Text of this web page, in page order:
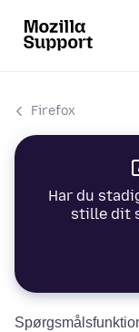
Firefox
Har du
stille dit